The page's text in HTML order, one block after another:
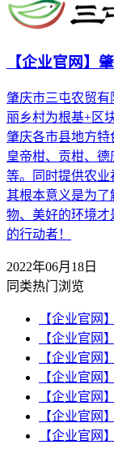
【企业官网】
肇庆市三屯农贸
丽乡村为根基+区
肇庆各市县地方特
皇帝柑、贡柑、
等。同时提供农
其根本意义是为
物、美好的环境
的行动者！
2022年06月18日
同类热门浏览
【企业官网
【企业官网
【企业官网
【企业官网
【企业官网
【企业官网
【企业官网